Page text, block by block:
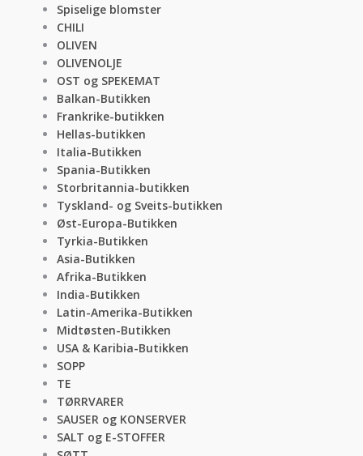
Spiselige blomster
CHILI
OLIVEN
OLIVENOLJE
OST og SPEKEMAT
Balkan-Butikken
Frankrike-butikken
Hellas-butikken
Italia-Butikken
Spania-Butikken
Storbritannia-butikken
Tyskland- og Sveits-butikken
Øst-Europa-Butikken
Tyrkia-Butikken
Asia-Butikken
Afrika-Butikken
India-Butikken
Latin-Amerika-Butikken
Midtøsten-Butikken
USA & Karibia-Butikken
SOPP
TE
TØRRVARER
SAUSER og KONSERVER
SALT og E-STOFFER